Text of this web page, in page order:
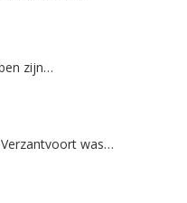
zijn…
was…